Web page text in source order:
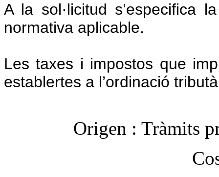
A la sol·licitud s’especifica
normativa aplicable.
Les taxes i impostos que
establertes a l’ordinació
Origen : Tràmits